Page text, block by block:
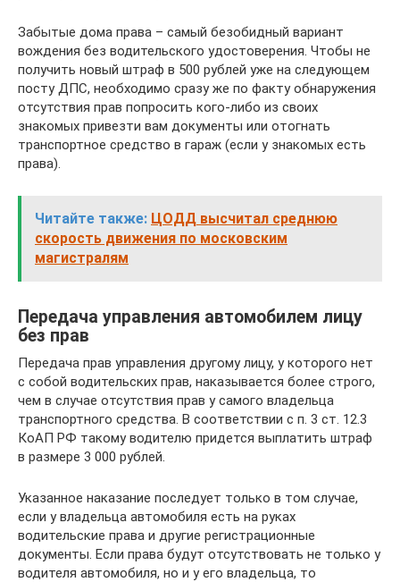
Забытые дома права – самый безобидный вариант
вождения без водительского удостоверения. Чтобы не
получить новый штраф в 500 рублей уже на следующем
посту ДПС, необходимо сразу же по факту обнаружения
отсутствия прав попросить кого-либо из своих
знакомых привезти вам документы или отогнать
транспортное средство в гараж (если у знакомых есть
права).
Читайте также: ЦОДД высчитал среднюю
скорость движения по московским
магистралям
Передача управления автомобилем лицу
без прав
Передача прав управления другому лицу, у которого нет
с собой водительских прав, наказывается более строго,
чем в случае отсутствия прав у самого владельца
транспортного средства. В соответствии с п. 3 ст. 12.3
КоАП РФ такому водителю придется выплатить штраф
в размере 3 000 рублей.
Указанное наказание последует только в том случае,
если у владельца автомобиля есть на руках
водительские права и другие регистрационные
документы. Если права будут отсутствовать не только у
водителя автомобиля, но и у его владельца, то